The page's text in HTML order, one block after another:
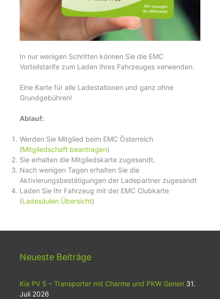
In nur wenigen Schritten können Sie die EMC
Vorteilstarife zum Laden Ihres Fahrzeuges verwenden.
Eine Karte für alle Ladestationen und ganz ohne
Grundgebühren!
Ablauf:
Werden Sie Mitglied beim EMC Österreich
(Mitgliedschaft beantragen)
Sie erhalten die Mitgliedskarte zugesandt.
Nach wenigen Tagen erhalten Sie die
Aktivierungsbestätigungen der Ladepartner zugesandt
Laden Sie Ihr Fahrzeug mit der EMC Clubkarte
(Ladesäulen Übersicht)
Neueste Beiträge
Kia PV 5 – Transporter mit Charme und PKW Genen 31.
Juli 2026